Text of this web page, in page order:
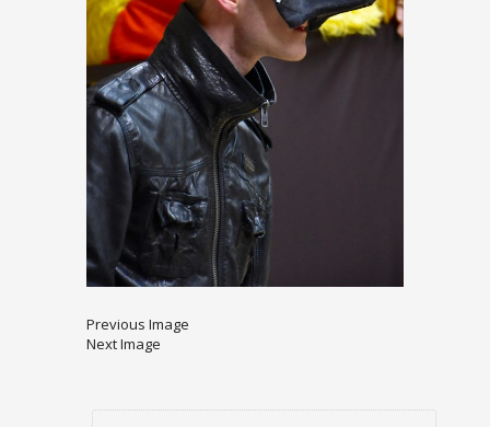
Previous Image
Next Image